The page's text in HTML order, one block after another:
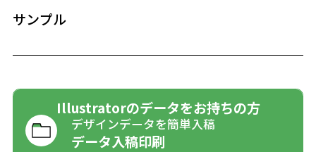
サンプル
Illustratorのデータをお持ちの方
デザインデータを簡単入稿
データ入稿印刷